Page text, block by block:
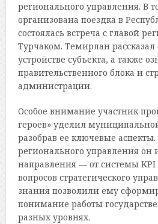
регионального управления. В
организована поездка в
состоялась встреча с главой
Турчаком. Темирлан рассказал
устройстве субъекта, а также
правительственного блока и
администрации.
Особое внимание участник
героев» уделил
разобрав ее ключевые аспекты.
регионального управления он
направления — от системы KPI
вопросов стратегического
знания позволили ему
понимание работы
разных уровнях.